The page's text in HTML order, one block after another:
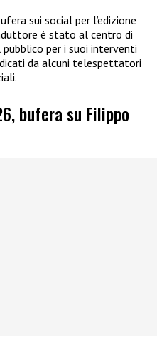
sui social per l’edizione
è stato al centro di
per i suoi interventi
da alcuni telespettatori
bufera su Filippo